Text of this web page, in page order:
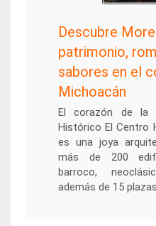
Descubre
patrimonio,
sabores en el
Michoacán
El corazón de la
Histórico El Centro
es una joya
más de 200
barroco,
además de 15